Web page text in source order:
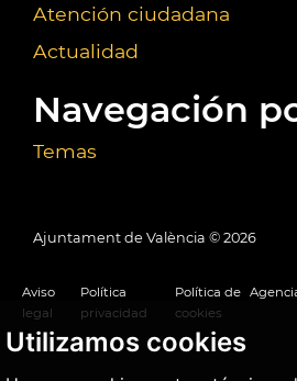
Utilizamos cookies
Atención ciudadana
Actualidad
Navegación
Temas
Ajuntament de València © 2026
Aviso
legal
Política
privacidad
Política de
cookies